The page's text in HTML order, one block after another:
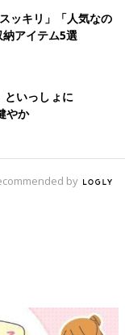
ッキリ」「人気なの
アイテム5選
といっしょに
やか
by